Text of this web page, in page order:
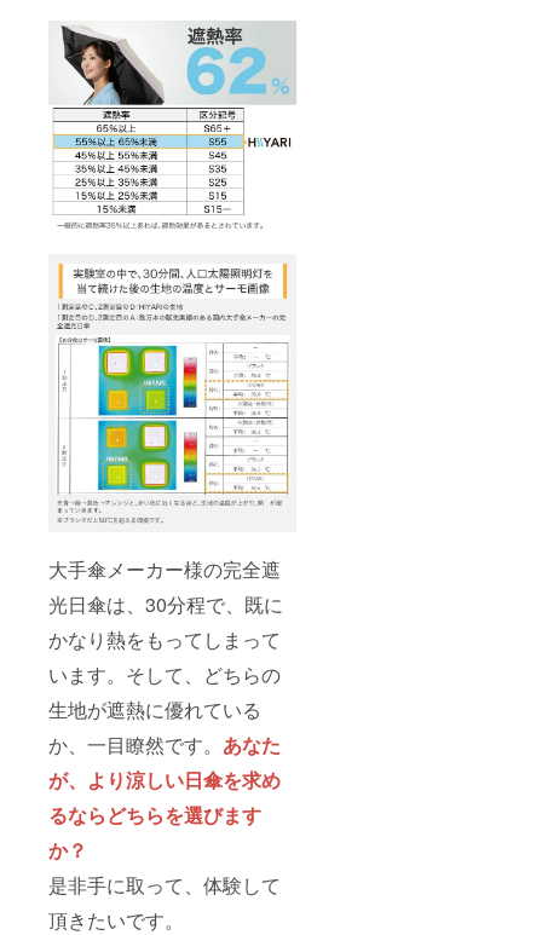
大手傘メーカー様の完全遮
光日傘は、30分程で、既に
かなり熱をもってしまって
います。そして、どちらの
生地が遮熱に優れている
か、一目瞭然です。 あなた
が、より涼しい日傘を求め
るならどちらを選びます
か？
是非手に取って、体験して
頂きたいです。